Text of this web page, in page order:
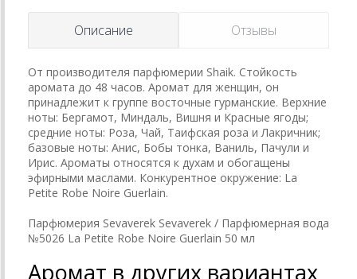
Описание Отзывы
От производителя парфюмерии Shaik. Стойкость
аромата до 48 часов. Аромат для женщин, он
принадлежит к группе восточные гурманские. Верхние
ноты: Бергамот, Миндаль, Вишня и Красные ягоды;
средние ноты: Роза, Чай, Таифская роза и Лакричник;
базовые ноты: Анис, Бобы тонка, Ваниль, Пачули и
Ирис. Ароматы относятся к духам и обогащены
эфирными маслами. Конкурентное окружение: La
Petite Robe Noire Guerlain.
Парфюмерия Sevaverek Sevaverek / Парфюмерная вода
№5026 La Petite Robe Noire Guerlain 50 мл
Аромат в других вариантах